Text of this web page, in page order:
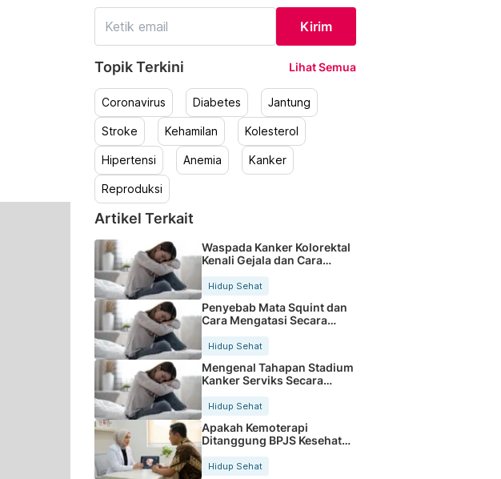
Kirim
Topik Terkini Lihat Semua
Coronavirus Diabetes Jantung
Stroke Kehamilan Kolesterol
Hipertensi Anemia Kanker
Reproduksi
Artikel Terkait
Waspada Kanker Kolorektal
Kenali Gejala dan Cara
Hidup Sehat
Penyebab Mata Squint dan
Cara Mengatasi Secara
Hidup Sehat
Mengenal Tahapan Stadium
Kanker Serviks Secara
Hidup Sehat
Apakah Kemoterapi
Ditanggung BPJS Kesehatan
Lengkapnya
Hidup Sehat